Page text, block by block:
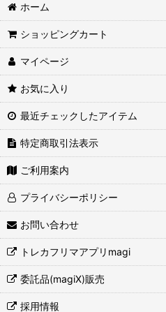
ホーム
ショッピングカート
マイページ
お気に入り
最近チェックしたアイテム
特定商取引法表示
ご利用案内
プライバシーポリシー
お問い合わせ
トレカフリマアプリmagi
委託品(magiX)販売
採用情報